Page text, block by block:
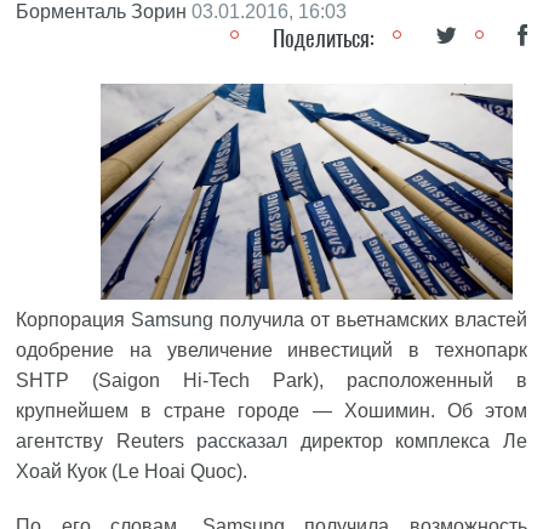
Борменталь Зорин 03.01.2016, 16:03
Поделиться:
Корпорация Samsung получила от вьетнамских властей
одобрение на увеличение инвестиций в технопарк
SHTP (Saigon Hi-Tech Park), расположенный в
крупнейшем в стране городе — Хошимин. Об этом
агентству Reuters рассказал директор комплекса Ле
Хоай Куок (Le Hoai Quoc).